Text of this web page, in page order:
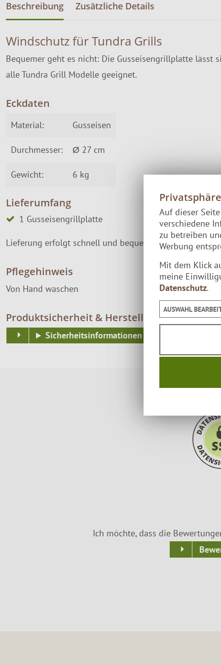
Beschreibung Zusätzliche Details
Windschutz für Tundra Grills
Bequemer geht es nicht: Die Gusseisengrillplatte lässt
alle Tundra Grill Modelle geeignet.
Eckdaten
Material: Gusseisen
Durchmesser: Ø 27 cm
Gewicht: 6 kg
Lieferumfang
1 Gusseisengrillplatte
Lieferung erfolgt schnell und bequem perPaketversand
Pflegehinweis
Von Hand waschen
Produktsicherheit & Herstellerkontakt
Sicherheitsinformationen & Kontaktdaten
Ich möchte, dass die
Auf dieser
verschiedene
zu betreiben
Werbung
Mit dem Klick
meine
Datenschutz.
AUSWAHL